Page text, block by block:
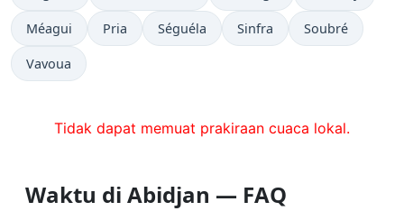
Méagui Pria Séguéla Sinfra Soubré
Vavoua
Tidak dapat memuat prakiraan cuaca lokal.
Waktu di Abidjan — FAQ